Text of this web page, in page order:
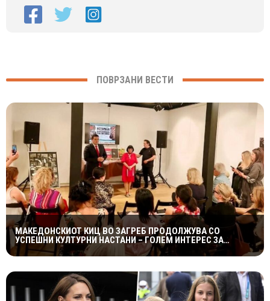
ПОВРЗАНИ ВЕСТИ
МАКЕДОНСКИОТ КИЦ ВО ЗАГРЕБ ПРОДОЛЖУВА СО
УСПЕШНИ КУЛТУРНИ НАСТАНИ – ГОЛЕМ ИНТЕРЕС ЗА
„ИСТОРИЈА НА МАКЕДОНСКАТА РОК МУЗИКА“